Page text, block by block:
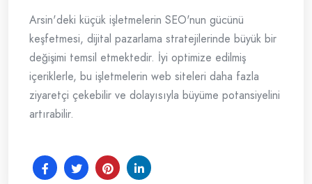
Arsin'deki küçük işletmelerin SEO'nun gücünü
keşfetmesi, dijital pazarlama stratejilerinde büyük bir
değişimi temsil etmektedir. İyi optimize edilmiş
içeriklerle, bu işletmelerin web siteleri daha fazla
ziyaretçi çekebilir ve dolayısıyla büyüme potansiyelini
artırabilir.